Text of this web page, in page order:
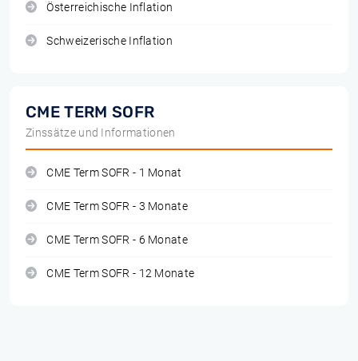
Österreichische Inflation
Schweizerische Inflation
CME TERM SOFR
Zinssätze und Informationen
CME Term SOFR - 1 Monat
CME Term SOFR - 3 Monate
CME Term SOFR - 6 Monate
CME Term SOFR - 12 Monate